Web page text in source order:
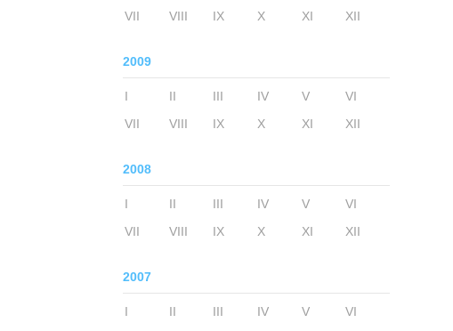
VII
VIII IX X XI XII
2009
I II III IV V
VI
VII
VIII IX X XI XII
2008
I II III IV V
VI
VII
VIII IX X XI XII
2007
I II III IV V
VI